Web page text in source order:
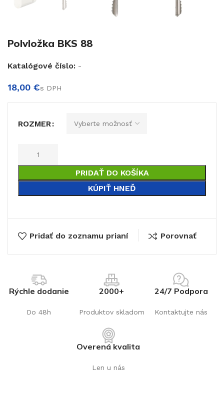
Polvložka BKS 88
Katalógové číslo: -
€
ROZMER
PRIDAŤ DO KOŠÍKA
KÚPIŤ HNEĎ
Pridať do zoznamu prianí Porovnať
Rýchle dodanie
Do 48h
2000+
Produktov skladom
24/7 Podpora
Kontaktujte nás
Overená kvalita
Len u nás
€